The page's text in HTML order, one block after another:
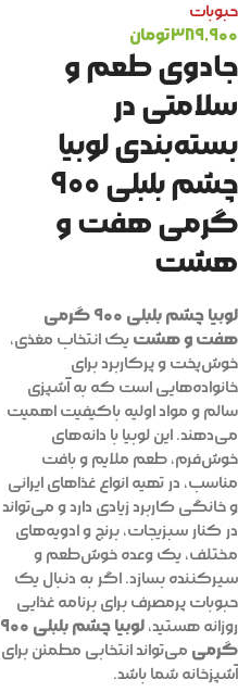
حبوبات
۳۸۹,۹۰۰تومان
جادوی طعم و
سلامتی در
بسته‌بندی لوبیا
چشم بلبلی ۹۰۰
گرمی هفت و
هشت
لوبیا چشم بلبلی ۹۰۰ گرمی
هفت و هشت یک انتخاب مغذی،
خوش‌پخت و پرکاربرد برای
خانواده‌هایی است که به آشپزی
سالم و مواد اولیه باکیفیت اهمیت
می‌دهند. این لوبیا با دانه‌های
خوش‌فرم، طعم ملایم و بافت
مناسب، در تهیه انواع غذاهای ایرانی
و خانگی کاربرد زیادی دارد و می‌تواند
در کنار سبزیجات، برنج و ادویه‌های
مختلف، یک وعده خوش‌طعم و
سیرکننده بسازد. اگر به دنبال یک
حبوبات پرمصرف برای برنامه غذایی
روزانه هستید،
لوبیا چشم بلبلی ۹۰۰
گرمی می‌تواند انتخابی مطمئن برای
آشپزخانه شما باشد.